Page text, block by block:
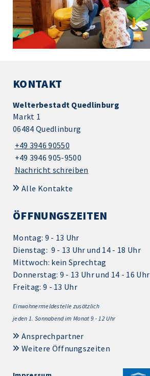
KONTAKT
Welterbestadt Quedlinburg
Markt 1
06484 Quedlinburg
+49 3946 90550
+49 3946 905-9500
Nachricht schreiben
Alle Kontakte
ÖFFNUNGSZEITEN
Montag: 9 - 13 Uhr
Dienstag: 9 - 13 Uhr und 14 - 18 Uhr
Mittwoch: kein Sprechtag
Donnerstag: 9 - 13 Uhr und 14 - 16 Uhr
Freitag: 9 - 13 Uhr
Einwohnermeldestelle zusätzlich
jeden 1. Sonnabend im Monat 9 - 12 Uhr
Ansprechpartner
Weitere Öffnungszeiten